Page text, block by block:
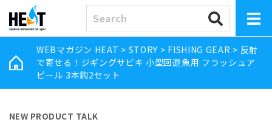
WEBマガジン HEAT > STORY > FISHING GEAR > 反射
で寄せる！ジギングサビキ 小型回遊魚用 フラッシュア
ピール 3本鈎2セット
NEW PRODUCT TALK